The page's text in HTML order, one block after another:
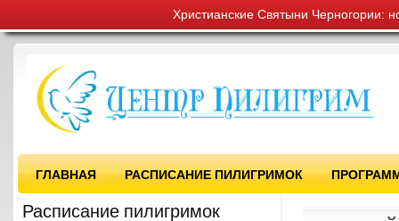
Христианские Святыни Черногории:
ГЛАВНАЯ РАСПИСАНИЕ ПИЛИГРИМОК
Расписание пилигримок